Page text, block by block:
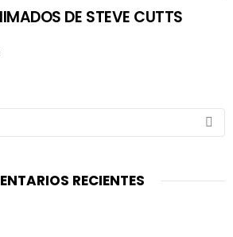
DE STEVE CUTTS
RECIENTES